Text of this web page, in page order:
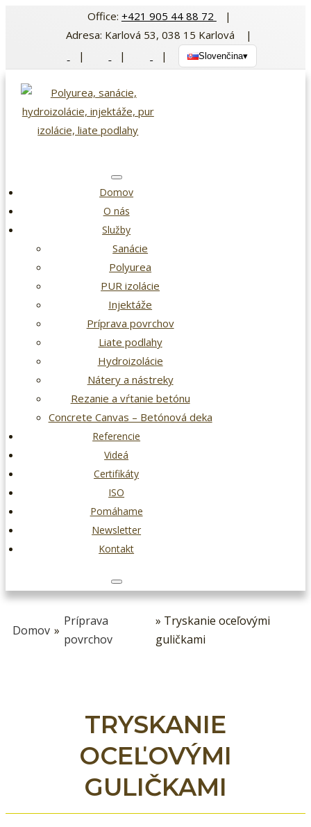
Office: +421 905 44 88 72
|
Adresa: Karlová 53, 038 15 Karlová |
|
| | Slovenčina▾
Domov
O nás
Služby
Sanácie
Polyurea
PUR izolácie
Injektáže
Príprava povrchov
Liate podlahy
Hydroizolácie
Nátery a nástreky
Rezanie a vŕtanie betónu
Concrete Canvas – Betónová deka
Referencie
Videá
Certifikáty
ISO
Pomáhame
Newsletter
Kontakt
Domov »
Príprava
povrchov
» Tryskanie oceľovými
guličkami
TRYSKANIE
OCEĽOVÝMI
GULIČKAMI